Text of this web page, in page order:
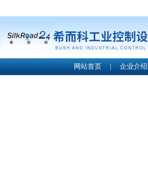
网站首页 | 企业介绍